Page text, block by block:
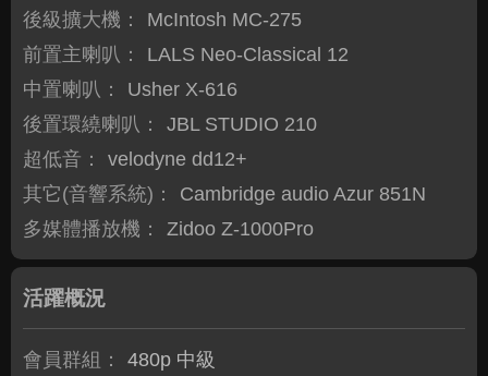
後級擴大機：
McIntosh MC-275
前置主喇叭：
LALS Neo-Classical 12
中置喇叭：
Usher X-616
後置環繞喇叭：
JBL STUDIO 210
超低音：
velodyne dd12+
其它(音響系統)：
Cambridge audio Azur 851N
多媒體播放機：
Zidoo Z-1000Pro
活躍概況
會員群組： 480p 中級